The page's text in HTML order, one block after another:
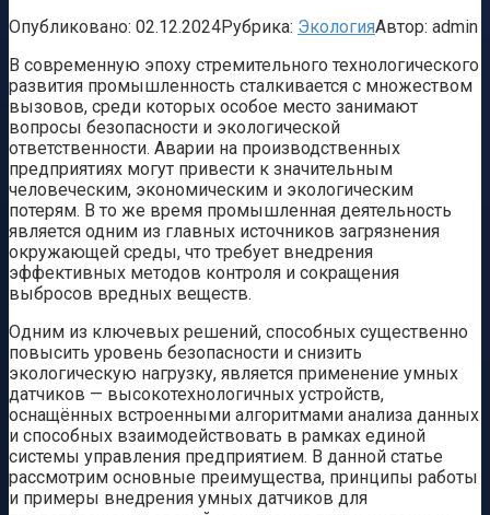
Опубликовано: 02.12.2024Рубрика: ЭкологияАвтор: admin
В современную эпоху стремительного технологического
развития промышленность сталкивается с множеством
вызовов, среди которых особое место занимают
вопросы безопасности и экологической
ответственности. Аварии на производственных
предприятиях могут привести к значительным
человеческим, экономическим и экологическим
потерям. В то же время промышленная деятельность
является одним из главных источников загрязнения
окружающей среды, что требует внедрения
эффективных методов контроля и сокращения
выбросов вредных веществ.
Одним из ключевых решений, способных существенно
повысить уровень безопасности и снизить
экологическую нагрузку, является применение умных
датчиков — высокотехнологичных устройств,
оснащённых встроенными алгоритмами анализа данных
и способных взаимодействовать в рамках единой
системы управления предприятием. В данной статье
рассмотрим основные преимущества, принципы работы
и примеры внедрения умных датчиков для